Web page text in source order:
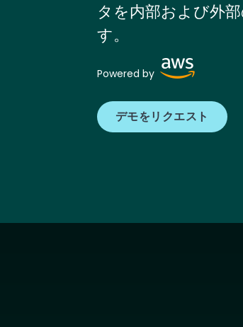
タを内部および外
す。
Powered by Image
デモをリクエスト